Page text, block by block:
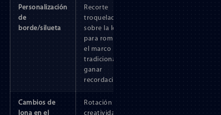
Personalización
de
borde/silueta
Recorte
troquelado
sobre la lona
para romper
el marco
tradicional y
ganar
recordación.
Cambios de
lona en el
Rotación de
creatividades